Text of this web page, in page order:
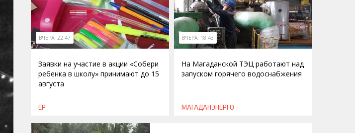
ВЧЕРА, 22:47
Заявки на участие в акции «Собери
ребенка в школу» принимают до 15
августа
ЕР
ВЧЕРА, 18:43
На Магаданской ТЭЦ работают над
запуском горячего водоснабжения
МАГАДАНЭНЕРГО